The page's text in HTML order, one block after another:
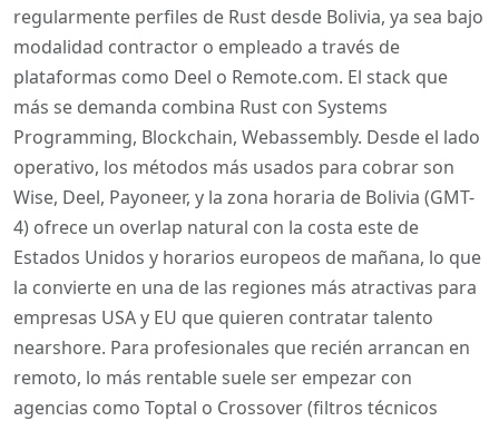
regularmente perfiles de Rust desde Bolivia, ya sea bajo
modalidad contractor o empleado a través de
plataformas como Deel o Remote.com. El stack que
más se demanda combina Rust con Systems
Programming, Blockchain, Webassembly. Desde el lado
operativo, los métodos más usados para cobrar son
Wise, Deel, Payoneer, y la zona horaria de Bolivia (GMT-
4) ofrece un overlap natural con la costa este de
Estados Unidos y horarios europeos de mañana, lo que
la convierte en una de las regiones más atractivas para
empresas USA y EU que quieren contratar talento
nearshore. Para profesionales que recién arrancan en
remoto, lo más rentable suele ser empezar con
agencias como Toptal o Crossover (filtros técnicos